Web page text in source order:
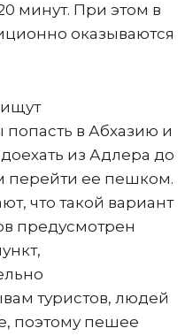
минут. При этом в
оказываются
в Абхазию и
из Адлера до
перейти ее пешком.
что такой вариант
предусмотрен
туристов, людей
поэтому пешее